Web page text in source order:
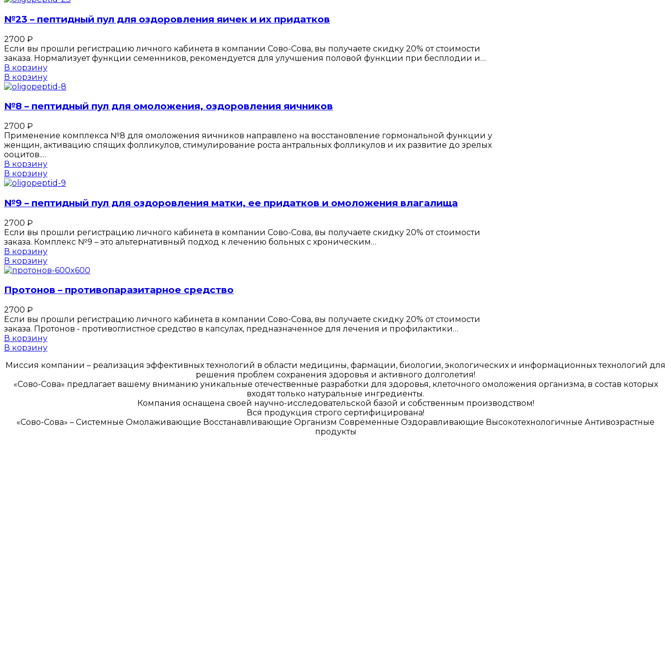
№23 – пептидный пул для оздоровления яичек и их придатков
2700 ₽
Если вы прошли регистрацию личного кабинета в компании Сово-Сова, вы получаете скидку 20% от стоимости
заказа. Нормализует функции семенников, рекомендуется для улучшения половой функции при бесплодии и…
В корзину
В корзину
№8 – пептидный пул для омоложения, оздоровления яичников
2700 ₽
Применение комплекса №8 для омоложения яичников направлено на восстановление гормональной функции у
женщин, активацию спящих фолликулов, стимулирование роста антральных фолликулов и их развитие до зрелых
ооцитов.…
В корзину
В корзину
№9 – пептидный пул для оздоровления матки, ее придатков и омоложения влагалища
2700 ₽
Если вы прошли регистрацию личного кабинета в компании Сово-Сова, вы получаете скидку 20% от стоимости
заказа. Комплекс №9 – это альтернативный подход к лечению больных с хроническим…
В корзину
В корзину
Протонов – противопаразитарное средство
2700 ₽
Если вы прошли регистрацию личного кабинета в компании Сово-Сова, вы получаете скидку 20% от стоимости
заказа. Протонов - противоглистное средство в капсулах, предназначенное для лечения и профилактики…
В корзину
В корзину
Миссия компании – реализация эффективных технологий в области медицины, фармации, биологии, экологических и информационных технологий для
решения проблем сохранения здоровья и активного долголетия!
«Сово-Сова» предлагает вашему вниманию уникальные отечественные разработки для здоровья, клеточного омоложения организма, в состав которых
входят только натуральные ингредиенты.
Компания оснащена своей научно-исследовательской базой и собственным производством!
Вся продукция строго сертифицирована!
«Сово-Сова» – Системные Омолаживающие Восстанавливающие Организм Современные Оздоравливающие Высокотехнологичные Антивозрастные
продукты